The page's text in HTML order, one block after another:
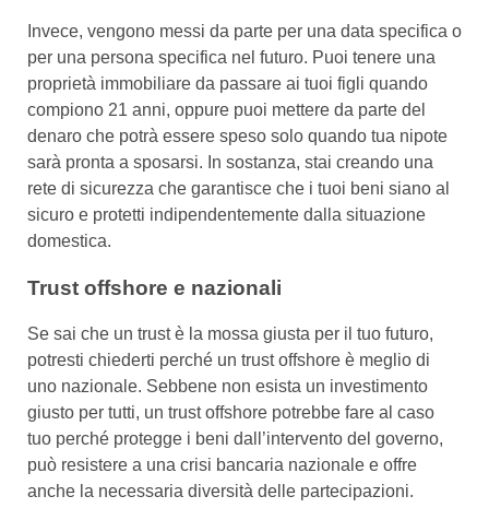
Invece, vengono messi da parte per una data specifica o
per una persona specifica nel futuro. Puoi tenere una
proprietà immobiliare da passare ai tuoi figli quando
compiono 21 anni, oppure puoi mettere da parte del
denaro che potrà essere speso solo quando tua nipote
sarà pronta a sposarsi. In sostanza, stai creando una
rete di sicurezza che garantisce che i tuoi beni siano al
sicuro e protetti indipendentemente dalla situazione
domestica.
Trust offshore e nazionali
Se sai che un trust è la mossa giusta per il tuo futuro,
potresti chiederti perché un trust offshore è meglio di
uno nazionale. Sebbene non esista un investimento
giusto per tutti, un trust offshore potrebbe fare al caso
tuo perché protegge i beni dall’intervento del governo,
può resistere a una crisi bancaria nazionale e offre
anche la necessaria diversità delle partecipazioni.